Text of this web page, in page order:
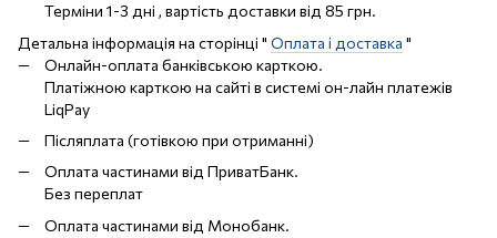
Терміни 1-3 дні , вартість доставки від 85 грн.
Детальна інформація на сторінці " Оплата і доставка "
Онлайн-оплата банківською карткою.
Платіжною карткою на сайті в системі он-лайн платежів
LiqPay
Післяплата (готівкою при отриманні)
Оплата частинами від ПриватБанк.
Без переплат
Оплата частинами від Монобанк.